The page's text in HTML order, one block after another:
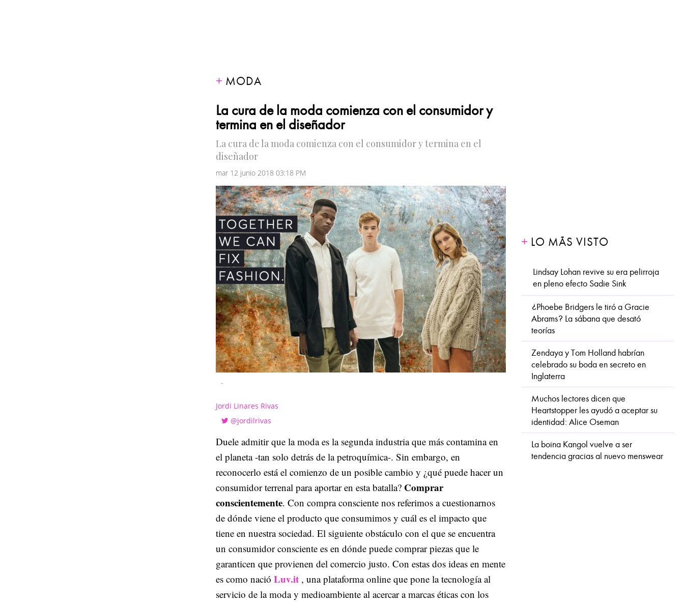
MODA
La cura de la moda comienza con el consumidor y
termina en el diseñador
La cura de la moda comienza con el consumidor y termina en el
diseñador
mar 12 junio 2018 03:18 PM
-
Jordi Linares Rivas
@jordilrivas
Duele admitir que la moda es la segunda industria que más contamina en
el planeta -tan solo detrás de la petroquímica-. Sin embargo, en
reconocerlo está el comienzo de un posible cambio y ¿qué puede hacer un
consumidor terrenal para aportar en esta batalla? Comprar
conscientemente. Con compra consciente nos referimos a cuestionarnos
de dónde viene el producto que consumimos y cuál es el impacto que
tiene en nuestra sociedad. El siguiente obstáculo con el que se encuentra
un consumidor consciente es en dónde puede comprar piezas que le
garanticen que provienen del comercio justo. Con estas dos ideas en mente
es como nació Luv.it , una plataforma online que pone la tecnología al
servicio de la moda y medioambiente al acercar a marcas éticas con los
LO MÁS VISTO
Lindsay Lohan revive su era pelirroja
en pleno efecto Sadie Sink
¿Phoebe Bridgers le tiró a Gracie
Abrams? La sábana que desató
teorías
Zendaya y Tom Holland habrían
celebrado su boda en secreto en
Inglaterra
Muchos lectores dicen que
Heartstopper les ayudó a aceptar su
identidad: Alice Oseman
La boina Kangol vuelve a ser
tendencia gracias al nuevo menswear